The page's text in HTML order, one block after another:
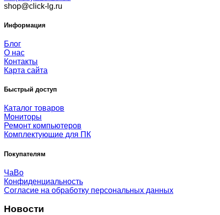
shop@click-lg.ru
Информация
Блог
О нас
Контакты
Карта сайта
Быстрый доступ
Каталог товаров
Мониторы
Ремонт компьютеров
Комплектующие для ПК
Покупателям
ЧаВо
Конфиденциальность
Согласие на обработку персональных данных
Новости